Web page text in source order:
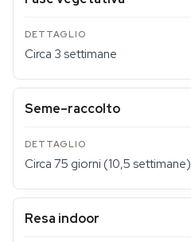
Circa 3 settimane
Seme–raccolto
Circa 75 giorni (10,5 settimane)
Resa indoor